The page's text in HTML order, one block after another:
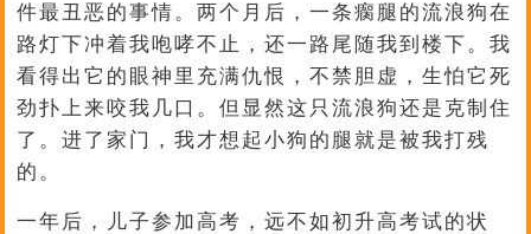
件最丑恶的事情。两个月后，一条瘸腿的流浪狗在
路灯下冲着我咆哮不止，还一路尾随我到楼下。我
看得出它的眼神里充满仇恨，不禁胆虚，生怕它死
劲扑上来咬我几口。但显然这只流浪狗还是克制住
了。进了家门，我才想起小狗的腿就是被我打残
的。
一年后，儿子参加高考，远不如初升高考试的状